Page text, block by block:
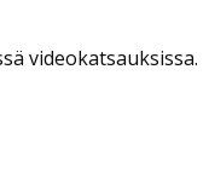
videokatsauksissa.